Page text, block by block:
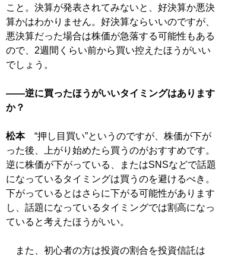
こと。決算が発表されてみないと、好決算か悪決
算かはわかりません。好決算ならいいのですが、
悪決算だった場合は株価が急落する可能性もある
ので、2週間くらい前から買い控えたほうがいい
でしょう。
――逆に買ったほうがいいタイミングはあります
か？
松本“押し目買い”というのですが、株価が下が
った後、上がり始めたら買うのがおすすめです。
逆に株価が下がっている、またはSNSなどで話題
になっているタイミングは買うのを避けるべき。
下がっているとはさらに下がる可能性があります
し、話題になっているタイミングでは割高になっ
ていると考えたほうがいい。
また、初心者の方は投資の割合を投資信託は